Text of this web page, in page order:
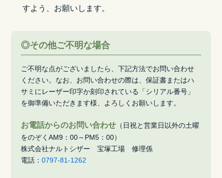
すよう、お願いします。
◎その他ご不明な場合
ご不明な点がございましたら、下記方法でお問い合わせ
ください。なお、お問い合わせの際は、保証書またはハ
サミにレーザー印字か刻印されている「シリアル番号」
を御準備いただきます様、よろしくお願いします。
お電話からのお問い合わせ （日祝と営業日以外の土曜
をのぞくAM9：00～PM5：00）
株式会社ナルトシザー 宝塚工場 修理係
電話：0797-81-1262